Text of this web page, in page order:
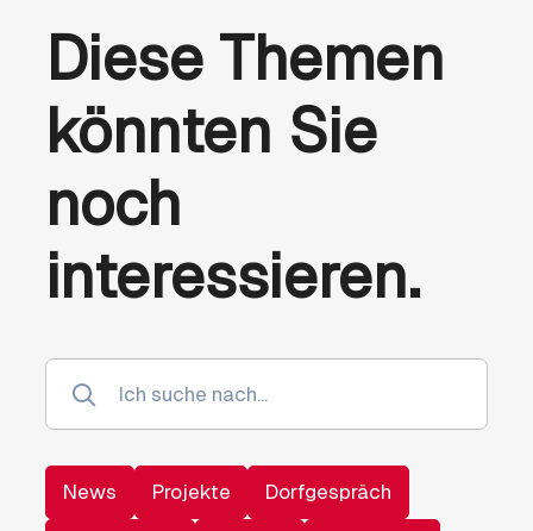
Diese Themen
könnten Sie
noch
interessieren.
News Projekte Dorfgespräch